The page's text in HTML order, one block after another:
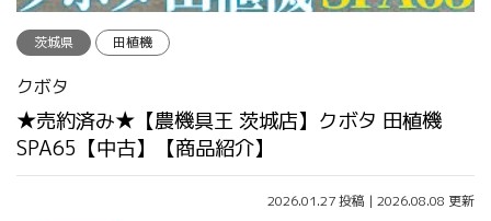
茨城県 田植機
クボタ
★売約済み★【農機具王 茨城店】クボタ 田植機
SPA65【中古】【商品紹介】
2026.01.27 投稿 | 2026.08.08 更新